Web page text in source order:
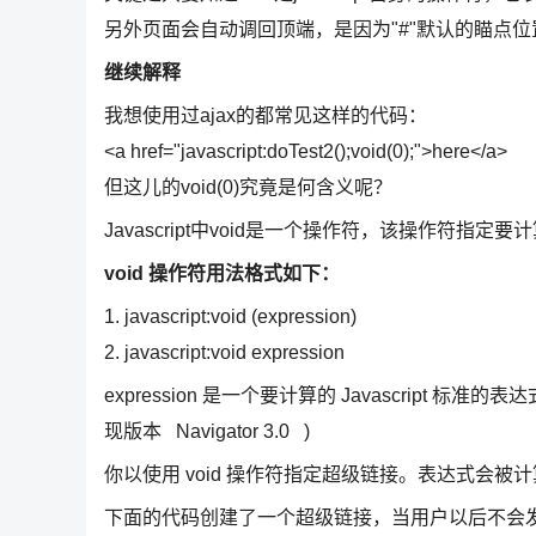
另外页面会自动调回顶端，是因为"#"默认的瞄点
继续解释
我想使用过ajax的都常见这样的代码：
<a href="javascript:doTest2();void(0);">here</a>
但这儿的void(0)究竟是何含义呢？
Javascript中void是一个操作符，该操作符指定要
void 操作符用法格式如下：
1. javascript:void (expression)
2. javascript:void expression
expression 是一个要计算的 Javascript 标准的表
现版本 Navigator 3.0 )
你以使用 void 操作符指定超级链接。表达式会被
下面的代码创建了一个超级链接，当用户以后不